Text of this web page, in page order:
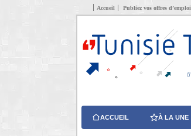
Accueil Publiez vos offres d’emploi
ACCUEIL À LA UNE